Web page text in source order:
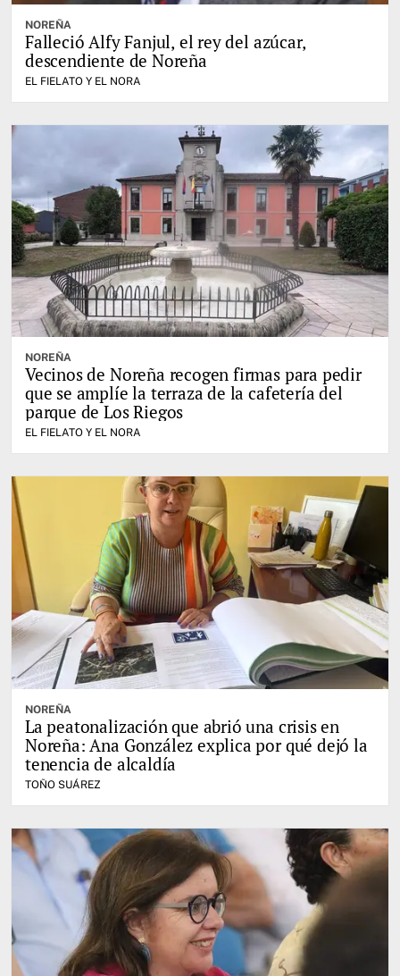
NOREÑA
Falleció Alfy Fanjul, el rey del azúcar,
descendiente de Noreña
EL FIELATO Y EL NORA
NOREÑA
Vecinos de Noreña recogen firmas para pedir
que se amplíe la terraza de la cafetería del
parque de Los Riegos
EL FIELATO Y EL NORA
NOREÑA
La peatonalización que abrió una crisis en
Noreña: Ana González explica por qué dejó la
tenencia de alcaldía
TOÑO SUÁREZ